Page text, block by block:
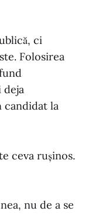
ci
Folosirea
candidat la
ceva rușinos.
nu de a se